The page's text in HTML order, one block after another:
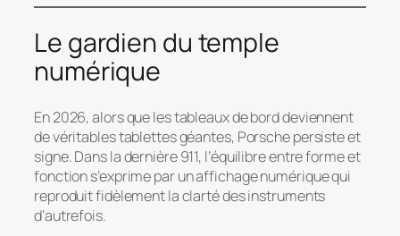
Le gardien du temple
numérique
En 2026, alors que les tableaux de bord deviennent
de véritables tablettes géantes, Porsche persiste et
signe. Dans la dernière 911, l’équilibre entre forme et
fonction s’exprime par un affichage numérique qui
reproduit fidèlement la clarté des instruments
d’autrefois.